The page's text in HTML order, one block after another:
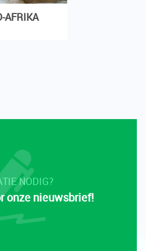
AFRIKA
NODIG?
onze nieuwsbrief!